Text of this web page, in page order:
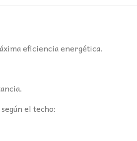
eficiencia energética.
el techo: